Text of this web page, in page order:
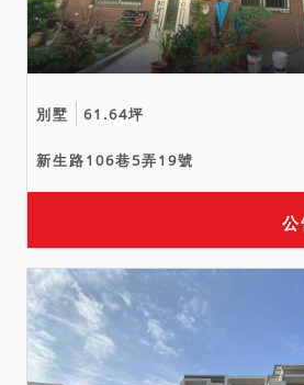
別墅 61.64坪
新生路106巷5弄19號
公